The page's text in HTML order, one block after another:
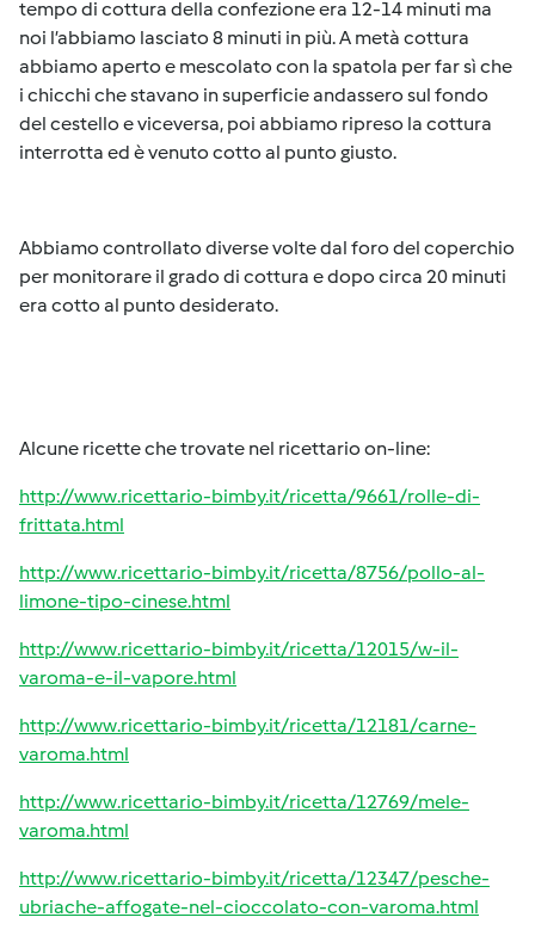
tempo di cottura della confezione era 12-14 minuti ma
noi l’abbiamo lasciato 8 minuti in più. A metà cottura
abbiamo aperto e mescolato con la spatola per far sì che
i chicchi che stavano in superficie andassero sul fondo
del cestello e viceversa, poi abbiamo ripreso la cottura
interrotta ed è venuto cotto al punto giusto.
Abbiamo controllato diverse volte dal foro del coperchio
per monitorare il grado di cottura e dopo circa 20 minuti
era cotto al punto desiderato.
Alcune ricette che trovate nel ricettario on-line:
http://www.ricettario-bimby.it/ricetta/9661/rolle-di-
frittata.html
http://www.ricettario-bimby.it/ricetta/8756/pollo-al-
limone-tipo-cinese.html
http://www.ricettario-bimby.it/ricetta/12015/w-il-
varoma-e-il-vapore.html
http://www.ricettario-bimby.it/ricetta/12181/carne-
varoma.html
http://www.ricettario-bimby.it/ricetta/12769/mele-
varoma.html
http://www.ricettario-bimby.it/ricetta/12347/pesche-
ubriache-affogate-nel-cioccolato-con-varoma.html